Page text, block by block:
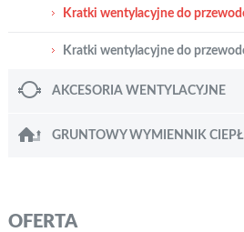
Kratki wentylacyjne do
Kratki wentylacyjne do
AKCESORIA WENTYLACYJNE
GRUNTOWY WYMIENNIK
OFERTA